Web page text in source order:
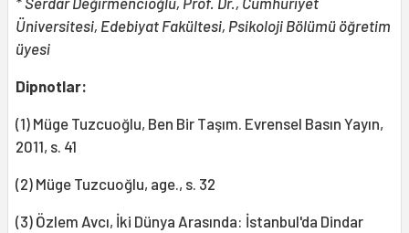
Üniversitesi, Edebiyat Fakültesi, Psikoloji Bölümü öğretim
üyesi
Dipnotlar:
(1) Müge Tuzcuoğlu, Ben Bir Taşım. Evrensel Basın Yayın,
2011, s. 41
(2) Müge Tuzcuoğlu, age., s. 32
(3) Özlem Avcı, İki Dünya Arasında: İstanbul'da Dindar